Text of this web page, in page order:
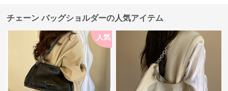
チェーン バッグショルダーの人気アイテム
人気